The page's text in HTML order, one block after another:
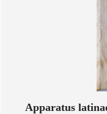
Apparatus